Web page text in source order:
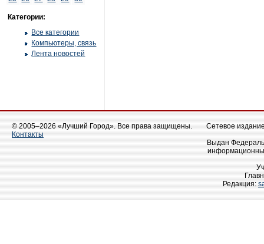
Категории:
Все категории
Компьютеры, связь
Лента новостей
© 2005–2026 «Лучший Город». Все права защищены.
Контакты
Сетевое
Выдан
Редакция: